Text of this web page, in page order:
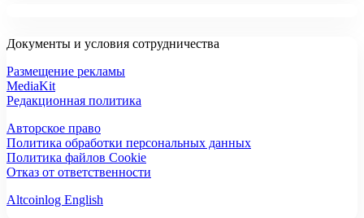
Документы и условия сотрудничества
Размещение рекламы
MediaKit
Редакционная политика
Авторское право
Политика обработки персональных данных
Политика файлов Cookie
Отказ от ответственности
Altcoinlog English